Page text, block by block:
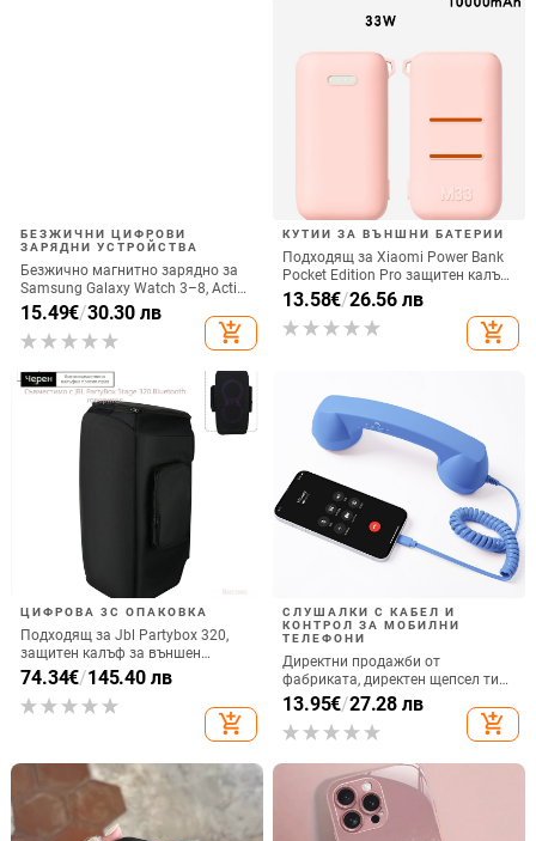
БЕЗЖИЧНИ ЦИФРОВИ
ЗАРЯДНИ УСТРОЙСТВА
Безжично магнитно зарядно за
Samsung Galaxy Watch 3–8, Active
1/2 • QC2.0 • Магнитно зареждане
• 3W / 1A
15.49€/30.30 лв
add_shopping_cart
КУТИИ ЗА ВЪНШНИ БАТЕРИИ
Подходящ за Xiaomi Power Bank
Pocket Edition Pro защитен калъф
33W силиконов 10000mA
неплъзгащ се защитен калъф за
Power Bank
13.58€/26.56 лв
add_shopping_cart
ЦИФРОВА 3C ОПАКОВКА
Подходящ за Jbl Partybox 320,
защитен калъф за външен
високоговорител, калъф за
количка Stage 320 Audio,
прахозащитно покритие.
74.34€/145.40 лв
add_shopping_cart
СЛУШАЛКИ С КАБЕЛ И
КОНТРОЛ ЗА МОБИЛНИ
ТЕЛЕФОНИ
Директни продажби от
фабриката, директен щепсел тип
C, мобилен телефон, Douyin
Internet Celebrity, електрически
микрофон, слушалки с C порт,
13.95€/27.28 лв
add_shopping_cart